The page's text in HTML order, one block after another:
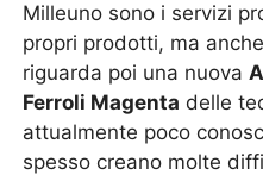
Milleuno sono i servizi
propri prodotti, ma
riguarda poi una nuova
Ferroli Magenta delle
attualmente poco
spesso creano molte